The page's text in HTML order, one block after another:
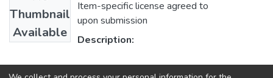
Thumbnail
Available
Item-specific license agreed to
upon submission
Description: